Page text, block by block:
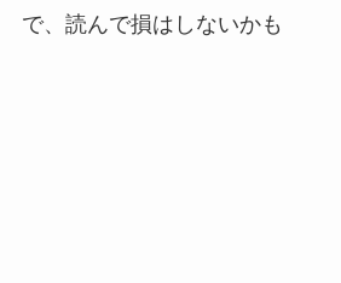
で、読んで損はしないかも